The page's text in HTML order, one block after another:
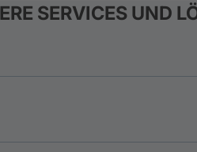
SERVICES UND